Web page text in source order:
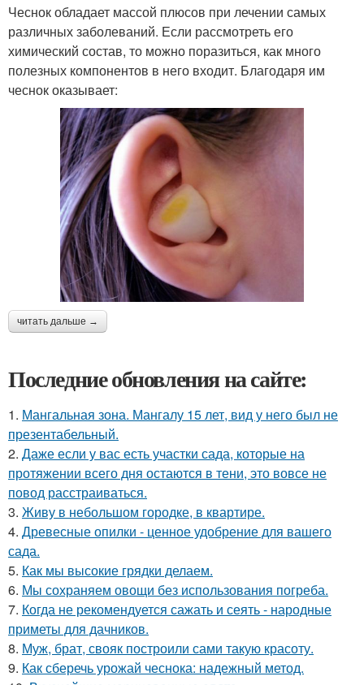
Чеснок обладает массой плюсов при лечении самых
различных заболеваний. Если рассмотреть его
химический состав, то можно поразиться, как много
полезных компонентов в него входит. Благодаря им
чеснок оказывает:
читать дальше →
Последние обновления на сайте:
1. Мангальная зона. Мангалу 15 лет, вид у него был не
презентабельный.
2. Даже если у вас есть участки сада, которые на
протяжении всего дня остаются в тени, это вовсе не
повод расстраиваться.
3. Живу в небольшом городке, в квартире.
4. Древесные опилки - ценное удобрение для вашего
сада.
5. Как мы высокие грядки делаем.
6. Мы сохраняем овощи без использования погреба.
7. Когда не рекомендуется сажать и сеять - народные
приметы для дачников.
8. Муж, брат, свояк построили сами такую красоту.
9. Как сберечь урожай чеснока: надежный метод.